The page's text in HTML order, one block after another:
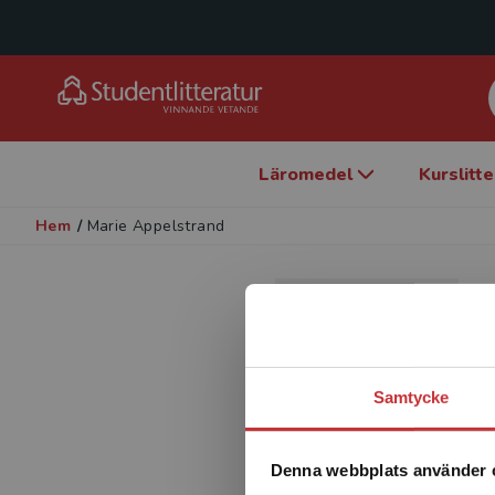
Samtycke
Denna webbplats använder
Läromedel
Hem / Marie Appelstrand